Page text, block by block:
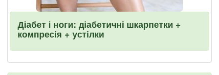
Діабет і ноги: діабетичні шкарпетки +
компресія + устілки